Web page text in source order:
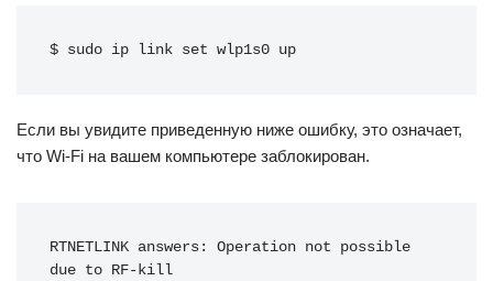
$ sudo ip link set wlp1s0 up
Если вы увидите приведенную ниже ошибку, это означает,
что Wi-Fi на вашем компьютере заблокирован.
RTNETLINK answers: Operation not possible
due to RF-kill